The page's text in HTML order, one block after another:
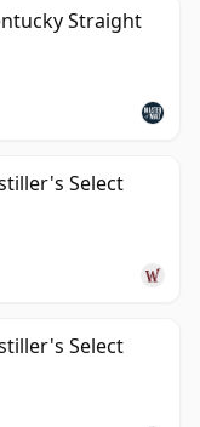
Straight
Select
Select